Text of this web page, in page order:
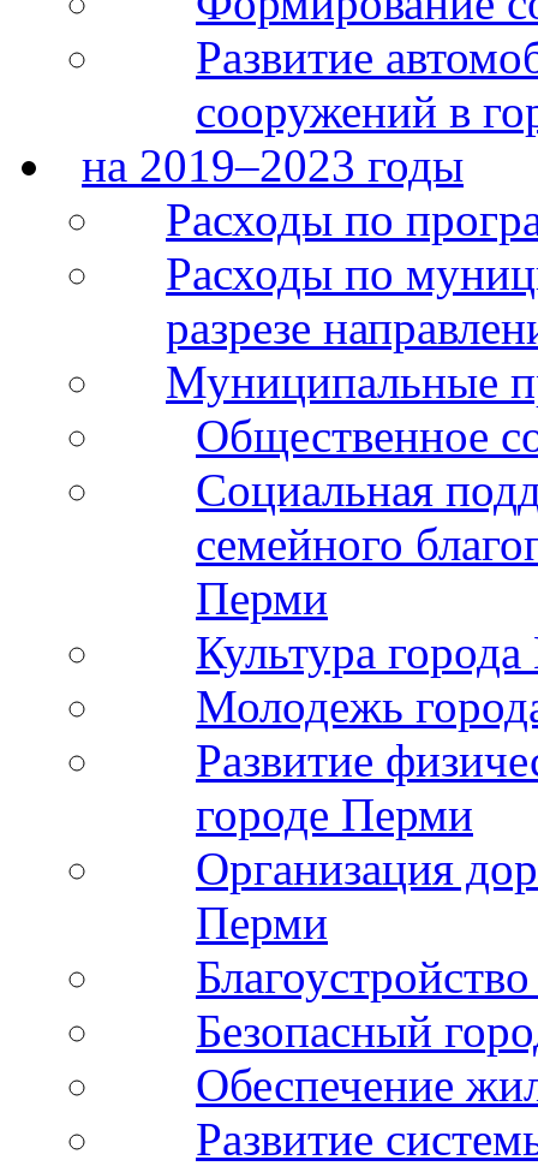
Развитие
сооружений в
на 2019–2023 годы
Расходы по
Расходы по
разрезе
Муниципальные
Общественное
Социальная
семейного
Перми
Культура
Молодежь
Развитие
городе Перми
Организация
Перми
Безопасный
Обеспечение
Развитие